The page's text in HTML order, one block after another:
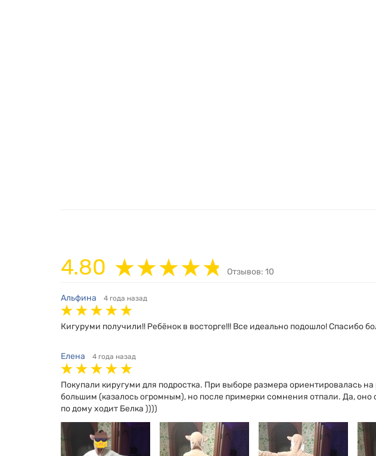
4.80 Отзывов: 10
Альфина 4 года назад
Кигуруми получили!! Ребёнок в восторге!!! Все идеально подошло! Спасибо
Елена 4 года назад
Покупали киругуми для подростка. При выборе размера ориентировалась
большим (казалось огромным), но после примерки сомнения отпали. Да, оно
по дому ходит Белка ))))